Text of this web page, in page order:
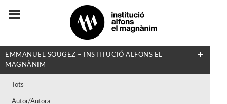
EMMANUEL SOUGEZ – INSTITUCIÓ ALFONS EL
MAGNÀNIM
Tots
Autor/Autora